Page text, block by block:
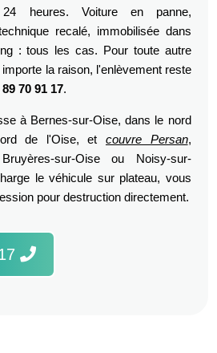
24 heures. Voiture en panne,
recalé, immobilisée dans
: tous les cas. Pour toute autre
la raison, l'enlèvement reste
89 70 91 17.
à Bernes-sur-Oise, dans le nord
de l'Oise, et couvre Persan,
sur-Oise ou Noisy-sur-
le véhicule sur plateau, vous
pour destruction directement.